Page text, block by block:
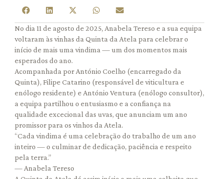
No dia 11 de agosto de 2025, Anabela Tereso e a sua equipa
voltaram às vinhas da Quinta da Atela para celebrar o
início de mais uma vindima — um dos momentos mais
esperados do ano.
Acompanhada por António Coelho (encarregado da
Quinta), Filipe Catarino (responsável de viticultura e
enólogo residente) e António Ventura (enólogo consultor),
a equipa partilhou o entusiasmo e a confiança na
qualidade excecional das uvas, que anunciam um ano
promissor para os vinhos da Atela.
“Cada vindima é uma celebração do trabalho de um ano
inteiro — o culminar de dedicação, paciência e respeito
pela terra.”
— Anabela Tereso